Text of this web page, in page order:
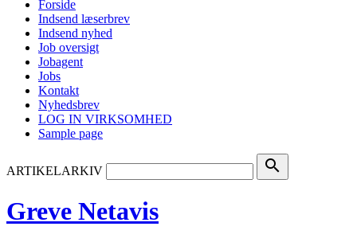
Forside
Indsend læserbrev
Indsend nyhed
Job oversigt
Jobagent
Jobs
Kontakt
Nyhedsbrev
LOG IN VIRKSOMHED
Sample page
ARTIKELARKIV search
Greve Netavis